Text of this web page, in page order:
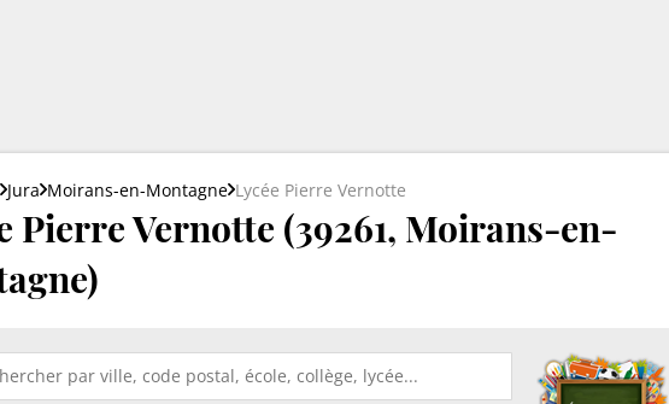
Jura Moirans-en-Montagne Lycée Pierre Vernotte
Pierre Vernotte (39261, Moirans-en-